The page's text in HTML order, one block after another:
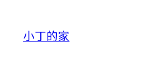
小丁的家